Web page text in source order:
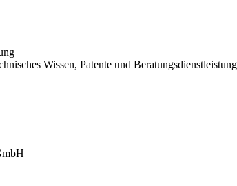
Wissen, Patente und